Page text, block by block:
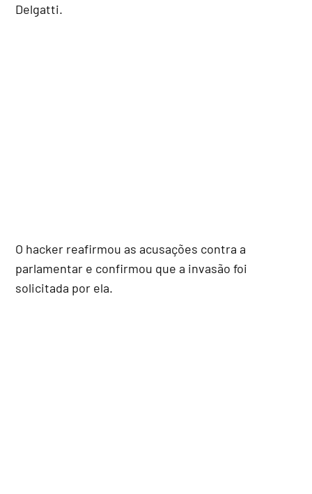
Delgatti.
O hacker reafirmou as acusações contra a
parlamentar e confirmou que a invasão foi
solicitada por ela.